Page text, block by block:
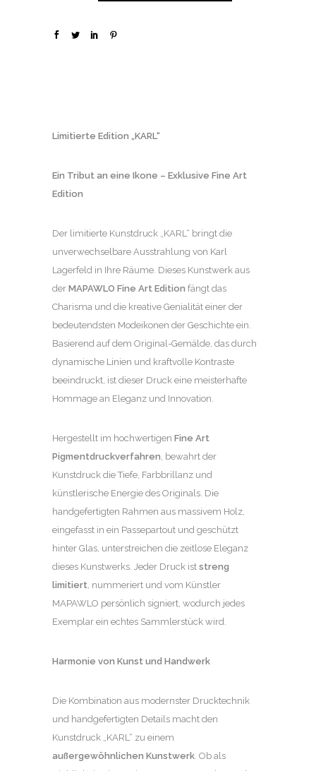
Limitierte Edition „KARL“
Ein Tribut an eine Ikone – Exklusive Fine Art
Edition
Der limitierte Kunstdruck „KARL“ bringt die
unverwechselbare Ausstrahlung von Karl
Lagerfeld in Ihre Räume. Dieses Kunstwerk aus
der MAPAWLO Fine Art Edition fängt das
Charisma und die kreative Genialität einer der
bedeutendsten Modeikonen der Geschichte ein.
Basierend auf dem Original-Gemälde, das durch
dynamische Linien und kraftvolle Kontraste
beeindruckt, ist dieser Druck eine meisterhafte
Hommage an Eleganz und Innovation.
Hergestellt im hochwertigen Fine Art
Pigmentdruckverfahren, bewahrt der
Kunstdruck die Tiefe, Farbbrillanz und
künstlerische Energie des Originals. Die
handgefertigten Rahmen aus massivem Holz,
eingefasst in ein Passepartout und geschützt
hinter Glas, unterstreichen die zeitlose Eleganz
dieses Kunstwerks. Jeder Druck ist streng
limitiert, nummeriert und vom Künstler
MAPAWLO persönlich signiert, wodurch jedes
Exemplar ein echtes Sammlerstück wird.
Harmonie von Kunst und Handwerk
Die Kombination aus modernster Drucktechnik
und handgefertigten Details macht den
Kunstdruck „KARL“ zu einem
außergewöhnlichen Kunstwerk. Ob als